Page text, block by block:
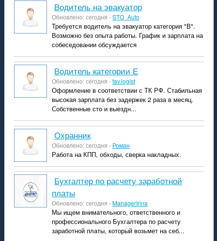
Водитель на эвакуатор
Обновлено: сегодня -STO_Auto
Требуется водитель на эвакуатор категория "В".
Возможно без опыта работы. График и зарплата на
собеседовании обсуждается
водитель категории Е
Обновлено: сегодня -fav.logist
Оформление в соответствии с ТК РФ. Стабильная
высокая зарплата без задержек 2 раза в месяц.
Собственные сто и выездн...
охранник
Обновлено: сегодня - Роман
Работа на КПП, обходы, сверка накладных.
Бухгалтер по расчету заработной
платы
Обновлено: сегодня -ManagerIrina
Мы ищем внимательного, ответственного и
профессионального Бухгалтера по расчету
заработной платы, который возьмет на себ...